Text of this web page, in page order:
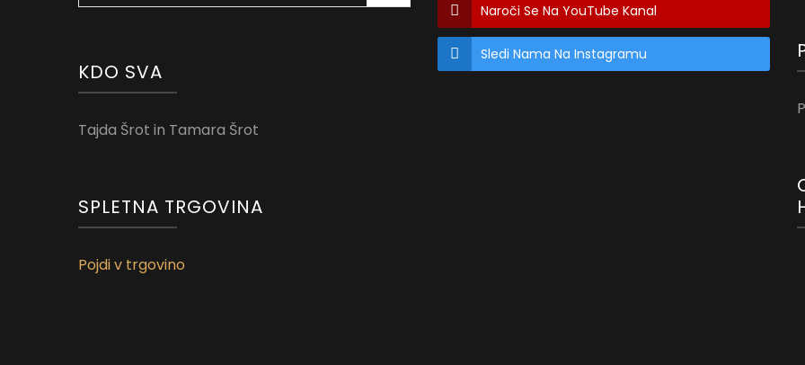
KDO SVA
Tajda Šrot in Tamara Šrot
SPLETNA TRGOVINA
Pojdi v trgovino
Naroči Se Na YouTube Kanal
Sledi Nama Na Instagramu